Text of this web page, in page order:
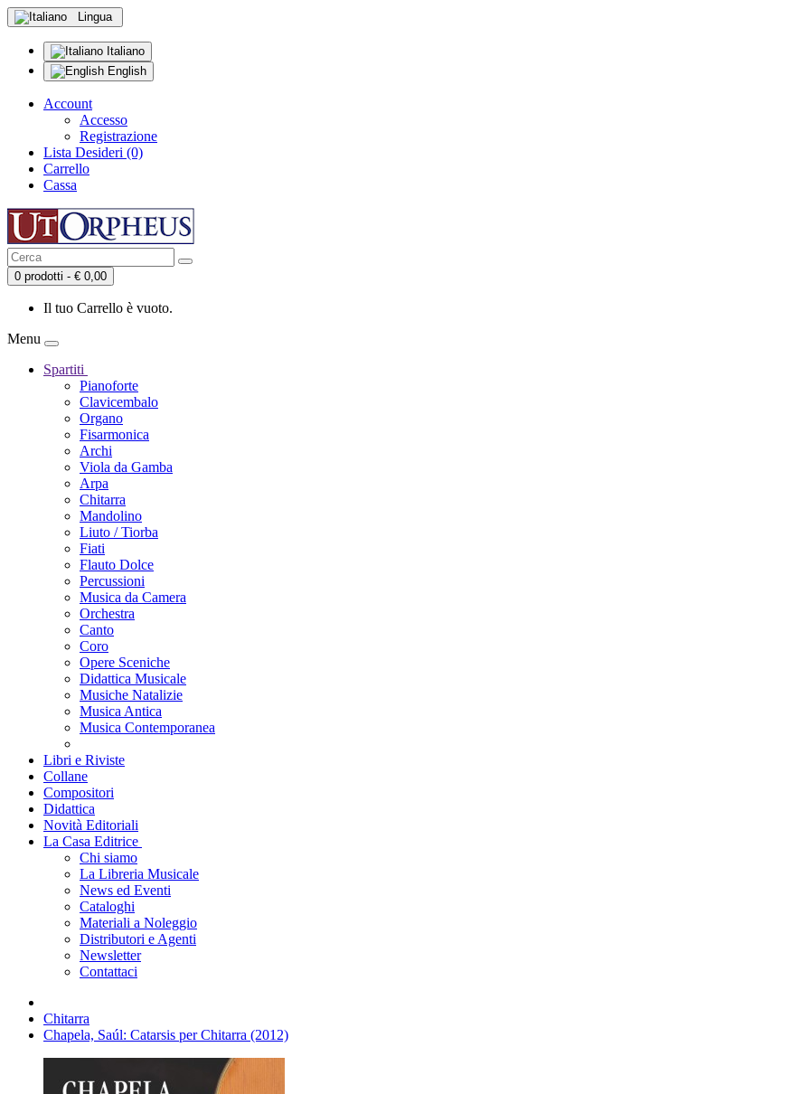
Lingua
Italiano
English
Account
Accesso
Registrazione
Lista Desideri (0)
Carrello
Cassa
0 prodotti - € 0,00
Il tuo Carrello è vuoto.
Menu
Spartiti
Pianoforte
Clavicembalo
Organo
Fisarmonica
Archi
Viola da Gamba
Arpa
Chitarra
Mandolino
Liuto / Tiorba
Fiati
Flauto Dolce
Percussioni
Musica da Camera
Orchestra
Canto
Coro
Opere Sceniche
Didattica Musicale
Musiche Natalizie
Musica Antica
Musica Contemporanea
Libri e Riviste
Collane
Compositori
Didattica
Novità Editoriali
La Casa Editrice
Chi siamo
La Libreria Musicale
News ed Eventi
Cataloghi
Materiali a Noleggio
Distributori e Agenti
Newsletter
Contattaci
Chitarra
Chapela, Saúl: Catarsis per Chitarra (2012)